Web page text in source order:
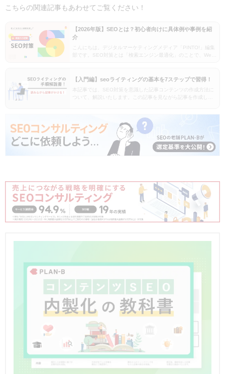
こちらの関連記事もあわせてご覧ください！
【2026年版】SEOとは？初心者向けに具体例や事例を紹
介
こんにちは。デジタルマーケティングメディア「PINTO!」編集
部です。SEO対策とは「検索エンジン最適化」のことで、Web
【入門編】seoライティングの基本を7ステップで習得！
本記事では、SEO対策を意識した記事コンテンツの作成方法に
ついて、解説いたします。この記事を見ながら記事を作成して